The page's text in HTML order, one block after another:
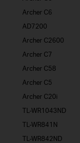
Archer C6
AD7200
Archer C2600
Archer C7
Archer C58
Archer C5
Archer C20i
TL-WR1043ND
TL-WR841N
TL-WR842ND